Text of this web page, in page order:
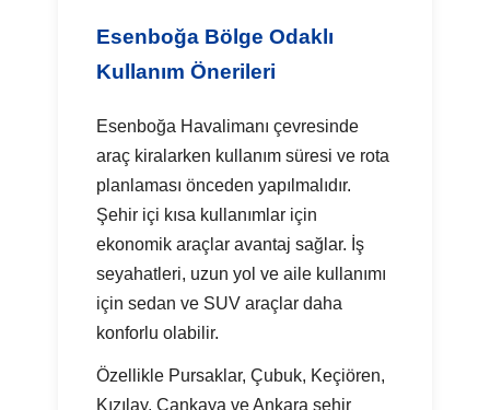
Esenboğa Bölge Odaklı
Kullanım Önerileri
Esenboğa Havalimanı çevresinde
araç kiralarken kullanım süresi ve rota
planlaması önceden yapılmalıdır.
Şehir içi kısa kullanımlar için
ekonomik araçlar avantaj sağlar. İş
seyahatleri, uzun yol ve aile kullanımı
için sedan ve SUV araçlar daha
konforlu olabilir.
Özellikle Pursaklar, Çubuk, Keçiören,
Kızılay, Çankaya ve Ankara şehir